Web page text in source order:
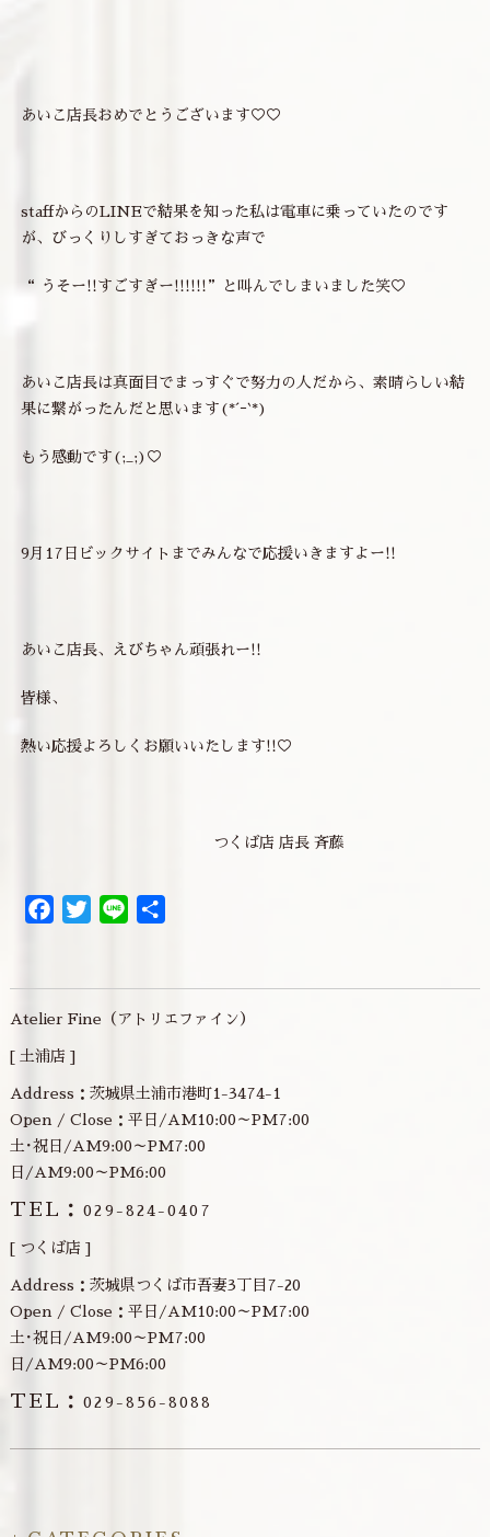
あいこ店長おめでとうございます♡♡
staffからのLINEで結果を知った私は電車に乗っていたのです
が、びっくりしすぎておっきな声で
“ うそー!!すごすぎー!!!!!!”と叫んでしまいました笑♡
あいこ店長は真面目でまっすぐで努力の人だから、素晴らしい結
果に繋がったんだと思います(*´ｰ`*)
もう感動です(;_;)♡
9月17日ビックサイトまでみんなで応援いきますよー!!
あいこ店長、えびちゃん頑張れー!!
皆様、
熱い応援よろしくお願いいたします!!♡
つくば店 店長 斉藤
Facebook
Twitter
Line
Atelier Fine（アトリエファイン）
[ 土浦店 ]
Address：茨城県土浦市港町1-3474-1
Open / Close：平日/AM10:00～PM7:00
土･祝日/AM9:00～PM7:00
日/AM9:00～PM6:00
TEL：029-824-0407
[ つくば店 ]
Address：茨城県つくば市吾妻3丁目7-20
Open / Close：平日/AM10:00～PM7:00
土･祝日/AM9:00～PM7:00
日/AM9:00～PM6:00
TEL：029-856-8088